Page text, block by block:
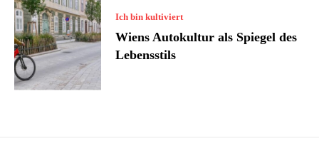
Ich bin kultiviert
Wiens Autokultur als Spiegel des
Lebensstils